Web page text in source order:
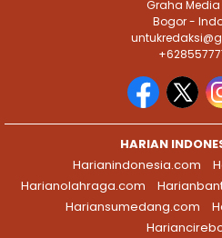
Graha Media
Bogor -
HARIAN
Harianindonesia.com
Harianolahraga.com
Hariansumedang.com